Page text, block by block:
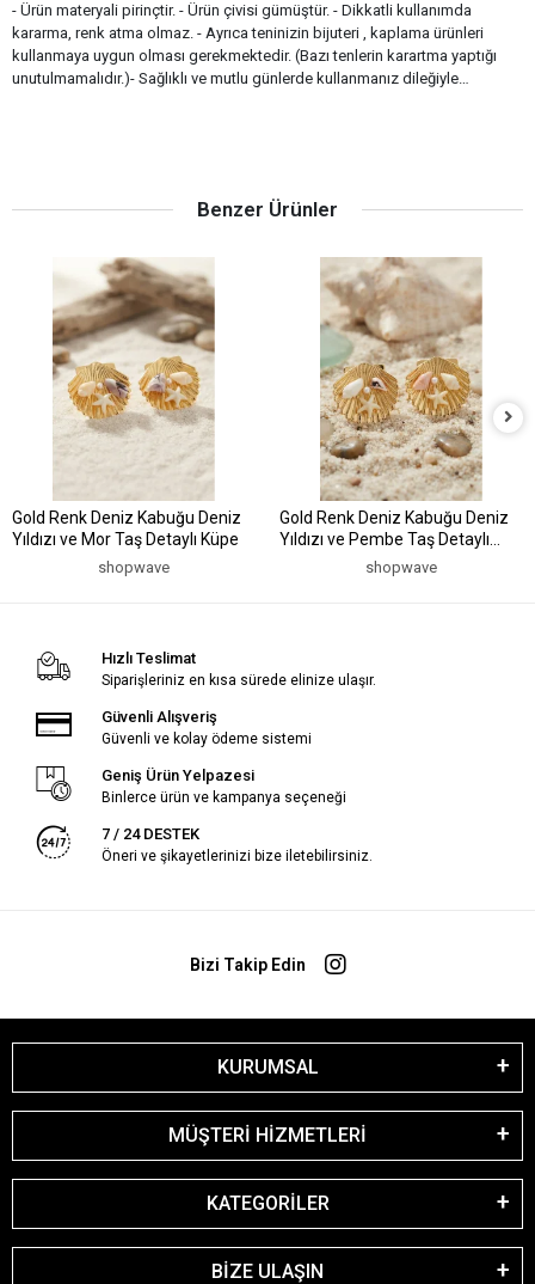
- Ürün materyali pirinçtir. - Ürün çivisi gümüştür. - Dikkatli kullanımda
kararma, renk atma olmaz. - Ayrıca teninizin bijuteri , kaplama ürünleri
kullanmaya uygun olması gerekmektedir. (Bazı tenlerin karartma yaptığı
unutulmamalıdır.)- Sağlıklı ve mutlu günlerde kullanmanız dileğiyle…
Benzer Ürünler
Gold Renk Deniz Kabuğu Deniz
Yıldızı ve Mor Taş Detaylı Küpe
shopwave
Gold Renk Deniz Kabuğu Deniz
Yıldızı ve Pembe Taş Detaylı
shopwave
Hızlı Teslimat
Siparişleriniz en kısa sürede elinize ulaşır.
Güvenli Alışveriş
Güvenli ve kolay ödeme sistemi
Geniş Ürün Yelpazesi
Binlerce ürün ve kampanya seçeneği
7 / 24 DESTEK
Öneri ve şikayetlerinizi bize iletebilirsiniz.
Bizi Takip Edin
KURUMSAL
MÜŞTERİ HİZMETLERİ
KATEGORİLER
BİZE ULAŞIN